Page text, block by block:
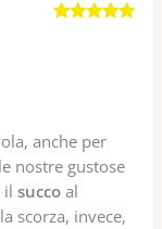
recensioni
anche per
nostre gustose
ilsucco al
scorza, invece,